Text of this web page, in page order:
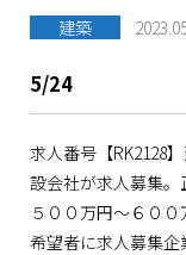
建築
5/24
求人番号【RK2128
設会社が求人募集
５００万円～６０
希望者に求人募集企